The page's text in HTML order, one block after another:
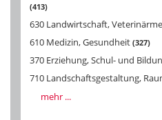
413
630 Landwirtschaft,
610 Medizin, Gesundheit 327
370 Erziehung, Schul- und
710 Landschaftsgestaltung,
mehr ...